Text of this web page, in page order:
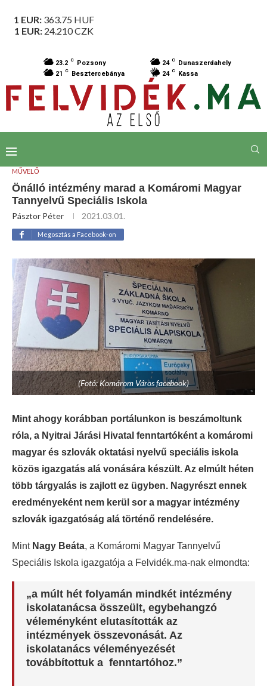
1 EUR: 363.75 HUF
1 EUR: 24.210CZK
23.2 C Pozsony 24 C
Dunaszerdahely
21 C Besztercebánya 24 C Kassa
MŰVELŐ
Önálló intézmény marad a Komáromi Magyar
Tannyelvű Speciális Iskola
Pásztor Péter 2021.03.01.
Megosztás a Facebook-on
(Fotó: Komárom Város facebook)
Mint ahogy korábban portálunkon is beszámoltunk
róla, a Nyitrai Járási Hivatal fenntartóként a komáromi
magyar és szlovák oktatási nyelvű speciális iskola
közös igazgatás alá vonására készült. Az elmúlt héten
több tárgyalás is zajlott ez ügyben. Nagyrészt ennek
eredményeként nem kerül sor a magyar intézmény
szlovák igazgatóság alá történő rendelésére.
Mint Nagy Beáta, a Komáromi Magyar Tannyelvű
Speciális Iskola igazgatója a Felvidék.ma-nak elmondta:
„a múlt hét folyamán mindkét intézmény
iskolatanácsa összeült, egybehangzó
véleményként elutasították az
intézmények összevonását. Az
iskolatanács véleményezését
továbbítottuk a fenntartóhoz.”